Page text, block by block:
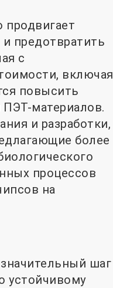
продвигает
предотвратить
с
включая
повысить
ПЭТ-материалов.
и разработки,
более
процессов
на
шаг
устойчивому